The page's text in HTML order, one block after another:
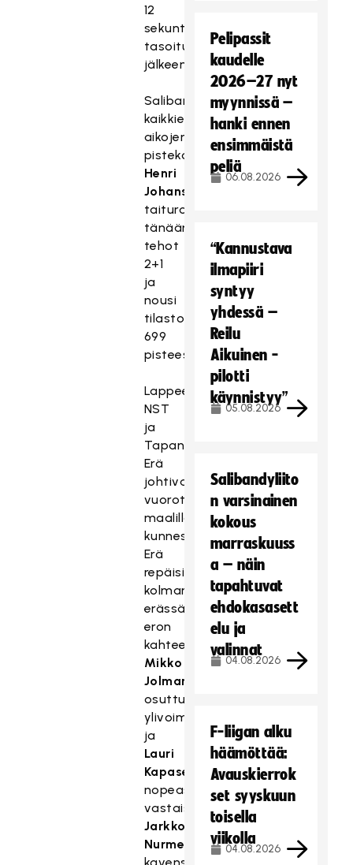
12
sekuntia
tasoituksen
jälkeen.
Salibandyliigan
kaikkien
aikojen
pistekolmonen
Henri
Johansson
taituroi
tänään
tehot
2+1
ja
nousi
tilastossa
699
pisteeseen.
Lappeenrannassa
NST
ja
Tapanilan
Erä
johtivat
vuorotahtiin
maalilla
kunnes
Erä
repäisi
kolmannessa
erässä
eron
kahteen
Mikko
Jolman
osuttua
ylivoimalla
ja
Lauri
Kapasen
nopeasta
vastaiskusta.
Jarkko
Nurmela
Pelipassit
kaudelle
2026–27 nyt
myynnissä –
hanki ennen
ensimmäistä
peliä
06.08.2026
“Kannustava
ilmapiiri
syntyy
yhdessä –
Reilu
Aikuinen -
pilotti
käynnistyy”
05.08.2026
Salibandyliito
n varsinainen
kokous
marraskuuss
a – näin
tapahtuvat
ehdokasasett
elu ja
valinnat
04.08.2026
F-liigan alku
häämöttää:
Avauskierrok
set syyskuun
toisella
viikolla
04.08.2026